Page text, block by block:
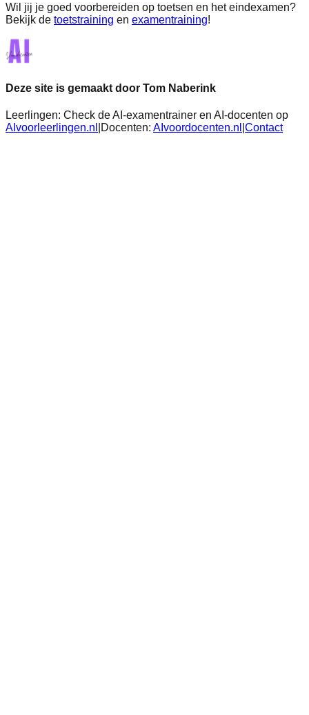
Wil jij je goed voorbereiden op toetsen en het eindexamen?
Bekijk de toetstraining en examentraining!
Deze site is gemaakt door Tom Naberink
Leerlingen: Check de AI-examentrainer en AI-docenten op
AIvoorleerlingen.nl
Docenten: AIvoordocenten.nl Contact